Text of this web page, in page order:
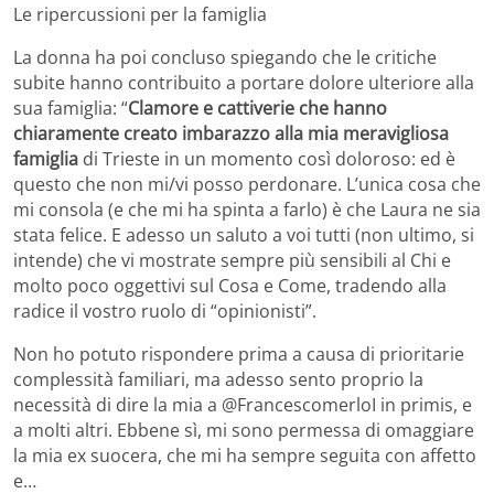
Le ripercussioni per la famiglia
La donna ha poi concluso spiegando che le critiche
subite hanno contribuito a portare dolore ulteriore alla
sua famiglia: “Clamore e cattiverie che hanno
chiaramente creato imbarazzo alla mia meravigliosa
famiglia di Trieste in un momento così doloroso: ed è
questo che non mi/vi posso perdonare. L’unica cosa che
mi consola (e che mi ha spinta a farlo) è che Laura ne sia
stata felice. E adesso un saluto a voi tutti (non ultimo, si
intende) che vi mostrate sempre più sensibili al Chi e
molto poco oggettivi sul Cosa e Come, tradendo alla
radice il vostro ruolo di “opinionisti”.
Non ho potuto rispondere prima a causa di prioritarie
complessità familiari, ma adesso sento proprio la
necessità di dire la mia a @FrancescomerloI in primis, e
a molti altri. Ebbene sì, mi sono permessa di omaggiare
la mia ex suocera, che mi ha sempre seguita con affetto
e…